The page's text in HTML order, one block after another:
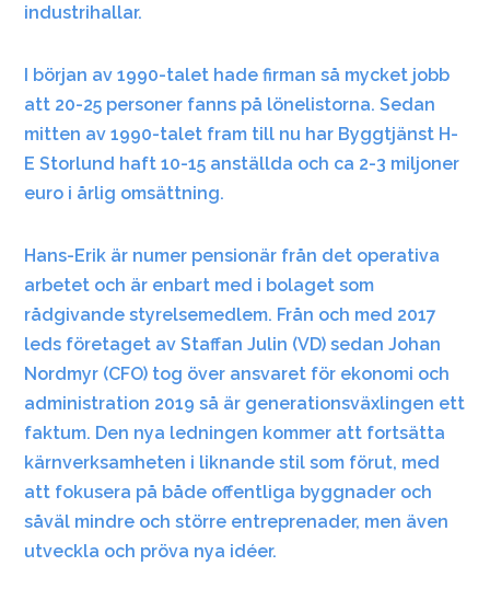
industrihallar.
I början av 1990-talet hade firman så mycket jobb
att 20-25 personer fanns på lönelistorna. Sedan
mitten av 1990-talet fram till nu har Byggtjänst H-
E Storlund haft 10-15 anställda och ca 2-3 miljoner
euro i årlig omsättning.
Hans-Erik är numer pensionär från det operativa
arbetet och är enbart med i bolaget som
rådgivande styrelsemedlem. Från och med 2017
leds företaget av Staffan Julin (VD) sedan Johan
Nordmyr (CFO) tog över ansvaret för ekonomi och
administration 2019 så är generationsväxlingen ett
faktum. Den nya ledningen kommer att fortsätta
kärnverksamheten i liknande stil som förut, med
att fokusera på både offentliga byggnader och
såväl mindre och större entreprenader, men även
utveckla och pröva nya idéer.